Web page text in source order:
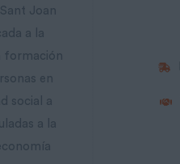
Joan
a la
formación
en
social a
a la